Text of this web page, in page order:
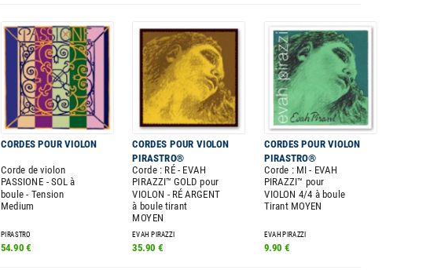
CORDES POUR VIOLON
CORDES POUR VIOLON
PIRASTRO®
CORDES POUR VIOLON
PIRASTRO®
Corde de violon
PASSIONE - SOL à
boule - Tension
Medium
Corde : RÉ - EVAH
PIRAZZI™ GOLD pour
VIOLON - RÉ ARGENT
à boule tirant
MOYEN
Corde : MI - EVAH
PIRAZZI™ pour
VIOLON 4/4 à boule
Tirant MOYEN
PIRASTRO EVAH PIRAZZI EVAH PIRAZZI
54.90 € 35.90 € 9.90 €